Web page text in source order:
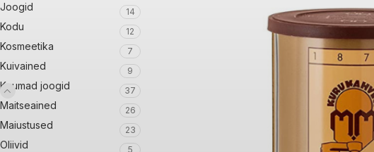
Joogid 14
Kodu 12
Kosmeetika 7
Kuivained 9
Kuumad joogid 37
Maitseained 26
Maiustused 23
Oliivid 5